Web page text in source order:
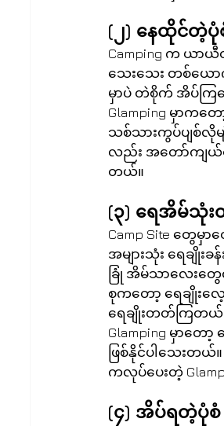
(၂) နေထိုင်တဲ့ပုံ
Camping က ယာ
သေးသေး တစ်ယော
မှာပဲ တဲစိုက် အိပ်ကြန
Glamping မှာကတ
သစ်သားကွပ်ပျစ်လိုမ
လည်း အတော်ကျယ်ဝ
တယ်။
(၃) ရေအိမ်သုံး
Camp Site တွေမှ
အများသုံး ရေချို
ခြုံ အိမ်သာလေးတွေ
စုကတော့ ရေချိုးလ
ရေချိုးတတ်ကြတယ်။
Glamping မှာတေ
ဖြစ်နိုင်ပါသေးတယ်
ကလုပ်ပေးတဲ့
(၄) အိပ်ရတဲ့ပုံစံ